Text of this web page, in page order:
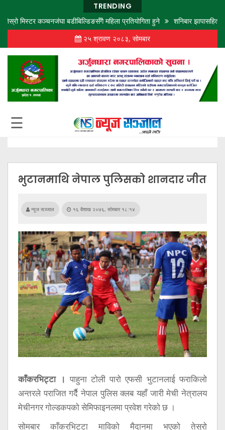
TRENDING
कञ्चनजंघा बडीबिल्डिङसँगै महिला प्रतियोगिता हुने
शनिबार झापासहित पूर्वका ५
२५ श्रावण २०८३, सोमबार
☰
भुटानमाथि नेपाल पुलिसको शानदार जीत
न्यूज सञ्जाल १६ बैशाख २०७६, सोमबार १८:१४
काँकरभिट्टा । पाहुना टोली पारो एफसी भुटानलाई फराकिलो
अन्तरले पराजित गर्दैै नेपाल पुलिस क्लब यहाँ जारी मेची नेत्रालय
मेचीनगर गोल्डकपको सेमिफाइनलमा प्रवेश गरेको छ ।
सोमबार काँकरभिट्टा माविको मैदानमा भएको तेस्रो
पृष्ठ
समाज
विचार
शिक्षा
कला
खेलकुद
सूचना
प्रविधि
अन्तर्वार्ता
अन्तर्राष्ट्रिय
स्वास्थ्य
विज्ञापन
Tech